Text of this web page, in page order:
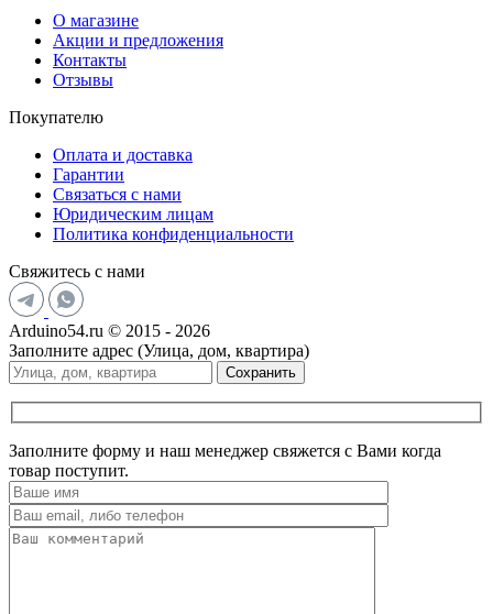
О магазине
Акции и предложения
Контакты
Отзывы
Покупателю
Оплата и доставка
Гарантии
Связаться с нами
Юридическим лицам
Политика конфиденциальности
Свяжитесь с нами
Arduino54.ru © 2015 - 2026
Заполните адрес (Улица, дом, квартира)
Сохранить
Заполните форму и наш менеджер свяжется с Вами когда
товар поступит.